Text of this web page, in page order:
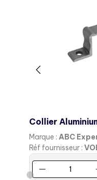
Collier
Marque : ABC
Réf fournisseur :